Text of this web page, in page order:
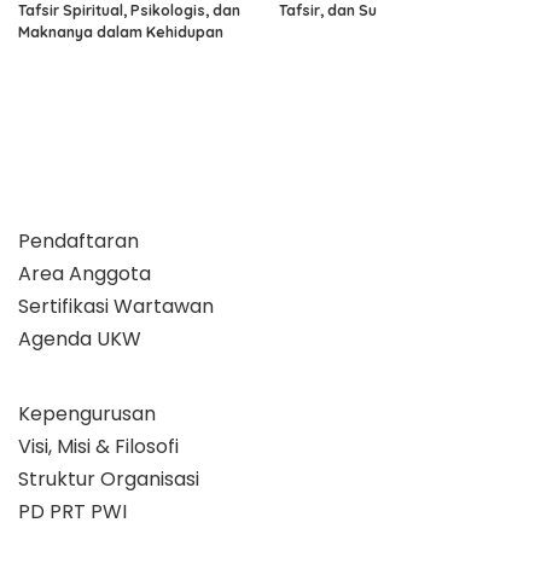
Tafsir Spiritual, Psikologis, dan
Maknanya dalam Kehidupan
Tafsir, dan Su
Pendaftaran
Area Anggota
Sertifikasi Wartawan
Agenda UKW
Kepengurusan
Visi, Misi & Filosofi
Struktur Organisasi
PD PRT PWI